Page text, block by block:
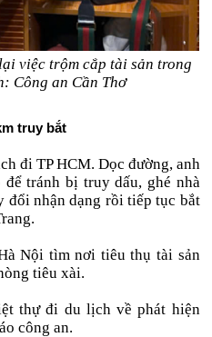
việc trộm cắp tài sản trong
Công an Cần Thơ
truy bắt
đi TP HCM. Dọc đường, anh
tránh bị truy dấu, ghé nhà
đổi nhận dạng rồi tiếp tục bắt
Nội tìm nơi tiêu thụ tài sản
tiêu xài.
thự đi du lịch về phát hiện
công an.